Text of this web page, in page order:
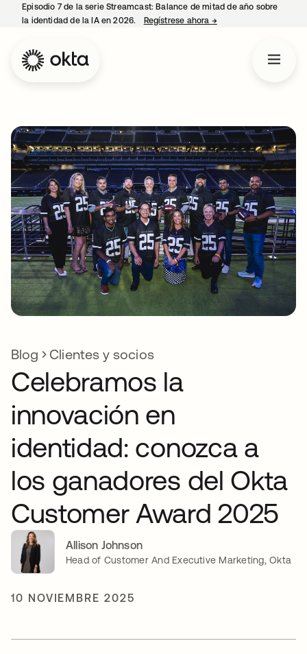
Episodio 7 de la serie Streamcast: Balance de mitad de año sobre
la identidad de la IA en 2026.
Regístrese ahora →se abre en una
Blog Clientes y socios
Celebramos la
innovación en
identidad: conozca a
los ganadores del Okta
Customer Award 2025
Allison Johnson
Head of Customer And Executive Marketing, Okta
10 NOVIEMBRE 2025